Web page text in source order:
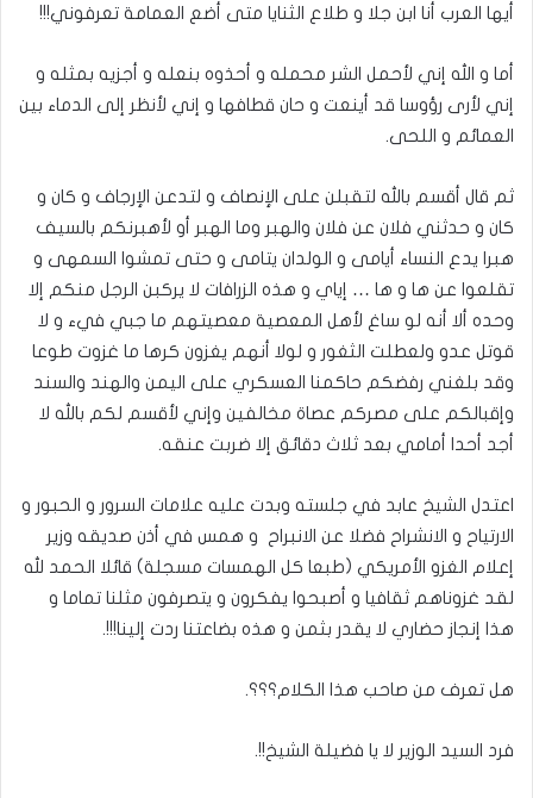
أيها العرب أنا ابن جلا و طلاع الثنايا متى أضع العمامة تعرفوني!!!
أما و الله إني لأحمل الشر محمله و أحذوه بنعله و أجزيه بمثله و
إني لأرى رؤوسا قد أينعت و حان قطافها و إني لأنظر إلى الدماء بين
العمائم و اللحى.
ثم قال أقسم بالله لتقبلن على الإنصاف و لتدعن الإرجاف و كان و
كان و حدثني فلان عن فلان والهبر وما الهبر أو لأهبرنكم بالسيف
هبرا يدع النساء أيامى و الولدان يتامى و حتى تمشوا السمهى و
تقلعوا عن ها و ها … إياي و هذه الزرافات لا يركبن الرجل منكم إلا
وحده ألا أنه لو ساغ لأهل المعصية معصيتهم ما جبي فيء و لا
قوتل عدو ولعطلت الثغور و لولا أنهم يغزون كرها ما غزوت طوعا
وقد بلغني رفضكم حاكمنا العسكري على اليمن والهند والسند
وإقبالكم على مصركم عصاة مخالفين وإني لأقسم لكم بالله لا
أجد أحدا أمامي بعد ثلاث دقائق إلا ضربت عنقه.
اعتدل الشيخ عابد في جلسته وبدت عليه علامات السرور و الحبور و
الارتياح و الانشراح فضلا عن الانبراح و همس في أذن صديقه وزير
إعلام الغزو الأمريكي (طبعا كل الهمسات مسجلة) قائلا الحمد لله
لقد غزوناهم ثقافيا و أصبحوا يفكرون و يتصرفون مثلنا تماما و
هذا إنجاز حضاري لا يقدر بثمن و هذه بضاعتنا ردت إلينا!!!.
هل تعرف من صاحب هذا الكلام؟؟؟.
فرد السيد الوزير لا يا فضيلة الشيخ!!.